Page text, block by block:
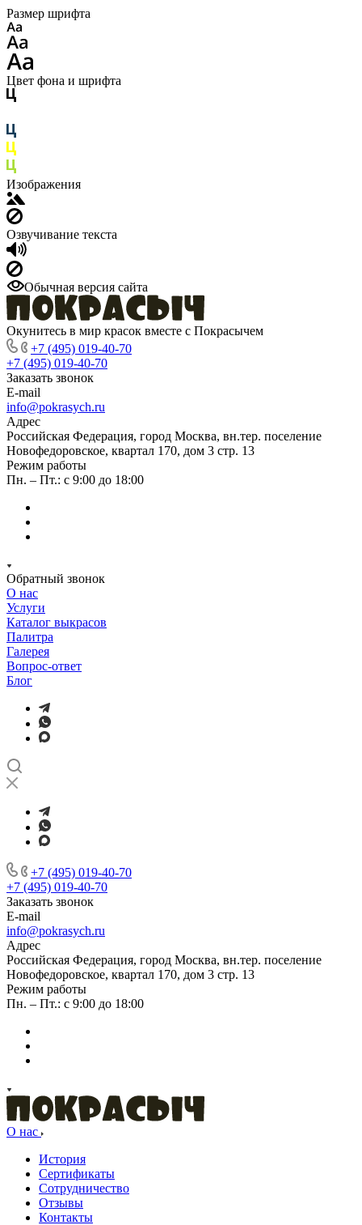
Размер шрифта
Цвет фона и шрифта
Изображения
Озвучивание текста
Обычная версия сайта
Окунитесь в мир красок вместе с Покрасычем
+7 (495) 019-40-70
+7 (495) 019-40-70
Заказать звонок
E-mail
info@pokrasych.ru
Адрес
Российская Федерация, город Москва, вн.тер. поселение
Новофедоровское, квартал 170, дом 3 стр. 13
Режим работы
Пн. – Пт.: с 9:00 до 18:00
Обратный звонок
О нас
Услуги
Каталог выкрасов
Палитра
Галерея
Вопрос-ответ
Блог
+7 (495) 019-40-70
+7 (495) 019-40-70
Заказать звонок
E-mail
info@pokrasych.ru
Адрес
Российская Федерация, город Москва, вн.тер. поселение
Новофедоровское, квартал 170, дом 3 стр. 13
Режим работы
Пн. – Пт.: с 9:00 до 18:00
О нас
История
Сертификаты
Сотрудничество
Отзывы
Контакты